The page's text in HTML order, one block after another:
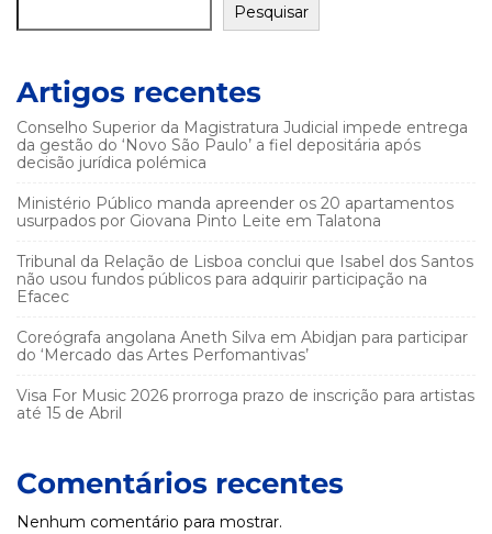
Pesquisar
Artigos recentes
Conselho Superior da Magistratura Judicial impede entrega
da gestão do ‘Novo São Paulo’ a fiel depositária após
decisão jurídica polémica
Ministério Público manda apreender os 20 apartamentos
usurpados por Giovana Pinto Leite em Talatona
Tribunal da Relação de Lisboa conclui que Isabel dos Santos
não usou fundos públicos para adquirir participação na
Efacec
Coreógrafa angolana Aneth Silva em Abidjan para participar
do ‘Mercado das Artes Perfomantivas’
Visa For Music 2026 prorroga prazo de inscrição para artistas
até 15 de Abril
Comentários recentes
Nenhum comentário para mostrar.